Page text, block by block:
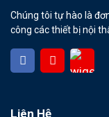
Chúng tôi tự hào là
công các thiết bị nội
Liên Hệ